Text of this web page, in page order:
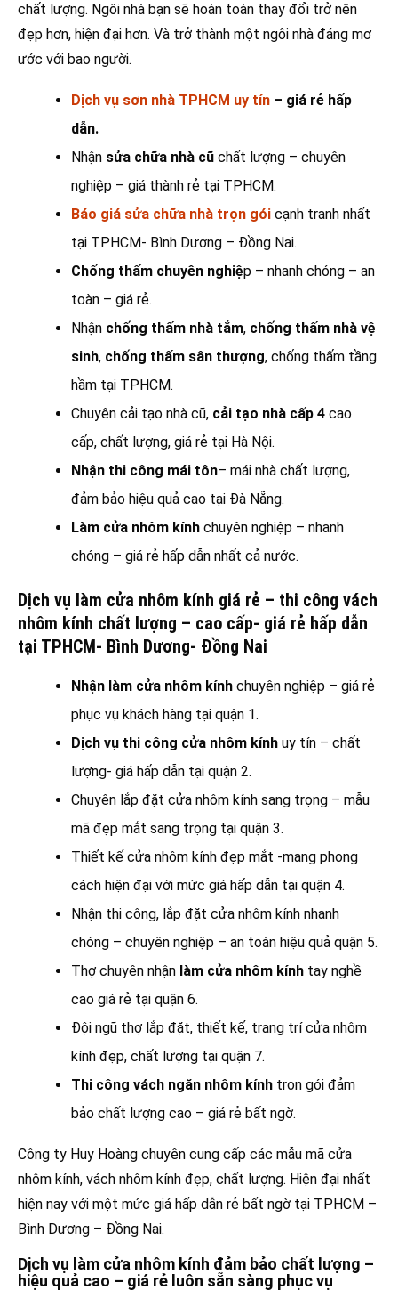
chất lượng. Ngôi nhà bạn sẽ hoàn toàn thay đổi trở nên
đẹp hơn, hiện đại hơn. Và trở thành một ngôi nhà đáng mơ
ước với bao người.
Dịch vụ sơn nhà TPHCM uy tín – giá rẻ hấp
dẫn.
Nhận sửa chữa nhà cũ chất lượng – chuyên
nghiệp – giá thành rẻ tại TPHCM.
Báo giá sửa chữa nhà trọn gói cạnh tranh nhất
tại TPHCM- Bình Dương – Đồng Nai.
Chống thấm chuyên nghiệp – nhanh chóng – an
toàn – giá rẻ.
Nhận chống thấm nhà tắm, chống thấm nhà vệ
sinh, chống thấm sân thượng, chống thấm tầng
hầm tại TPHCM.
Chuyên cải tạo nhà cũ, cải tạo nhà cấp 4 cao
cấp, chất lượng, giá rẻ tại Hà Nội.
Nhận thi công mái tôn– mái nhà chất lượng,
đảm bảo hiệu quả cao tại Đà Nẵng.
Làm cửa nhôm kính chuyên nghiệp – nhanh
chóng – giá rẻ hấp dẫn nhất cả nước.
Dịch vụ làm cửa nhôm kính giá rẻ – thi công vách
nhôm kính chất lượng – cao cấp- giá rẻ hấp dẫn
tại TPHCM- Bình Dương- Đồng Nai
Nhận làm cửa nhôm kính chuyên nghiệp – giá rẻ
phục vụ khách hàng tại quận 1.
Dịch vụ thi công cửa nhôm kính uy tín – chất
lượng- giá hấp dẫn tại quận 2.
Chuyên lắp đặt cửa nhôm kính sang trọng – mẫu
mã đẹp mắt sang trọng tại quận 3.
Thiết kế cửa nhôm kính đẹp mắt -mang phong
cách hiện đại với mức giá hấp dẫn tại quận 4.
Nhận thi công, lắp đặt cửa nhôm kính nhanh
chóng – chuyên nghiệp – an toàn hiệu quả quận 5.
Thợ chuyên nhận làm cửa nhôm kính tay nghề
cao giá rẻ tại quận 6.
Đội ngũ thợ lắp đặt, thiết kế, trang trí cửa nhôm
kính đẹp, chất lượng tại quận 7.
Thi công vách ngăn nhôm kính trọn gói đảm
bảo chất lượng cao – giá rẻ bất ngờ.
Công ty Huy Hoàng chuyên cung cấp các mẫu mã cửa
nhôm kính, vách nhôm kính đẹp, chất lượng. Hiện đại nhất
hiện nay với một mức giá hấp dẫn rẻ bất ngờ tại TPHCM –
Bình Dương – Đồng Nai.
Dịch vụ làm cửa nhôm kính đảm bảo chất lượng –
hiệu quả cao – giá rẻ luôn sẵn sàng phục vụ